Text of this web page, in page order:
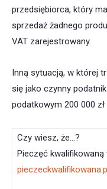
przedsiębiorca, który
sprzedaż żadnego
VAT zarejestrowany.
Inną sytuacją, w której
się jako czynny
podatkowym 200 000
Czy wiesz, że…?
Pieczęć
pieczeckwalifikowana.pl